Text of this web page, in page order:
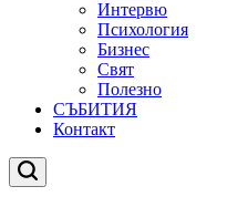
Интервю
Психология
Бизнес
Свят
Полезно
СЪБИТИЯ
Контакт
Търсене